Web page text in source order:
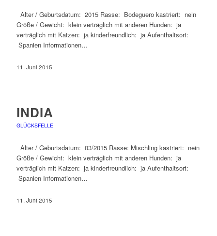
Alter / Geburtsdatum: 2015 Rasse: Bodeguero kastriert: nein
Größe / Gewicht: klein verträglich mit anderen Hunden: ja
verträglich mit Katzen: ja kinderfreundlich: ja Aufenthaltsort:
Spanien Informationen…
11. Juni 2015
INDIA
GLÜCKSFELLE
Alter / Geburtsdatum: 03/2015 Rasse: Mischling kastriert: nein
Größe / Gewicht: klein verträglich mit anderen Hunden: ja
verträglich mit Katzen: ja kinderfreundlich: ja Aufenthaltsort:
Spanien Informationen…
11. Juni 2015